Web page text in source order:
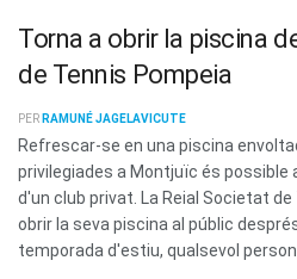
Torna a obrir la piscina
de Tennis Pompeia
PER RAMUNÉ JAGELAVICUTE
Refrescar-se en una piscina
privilegiades a Montjuïc és
d'un club privat. La Reial Societat
obrir la seva piscina al públic
temporada d'estiu, qualsevol persona